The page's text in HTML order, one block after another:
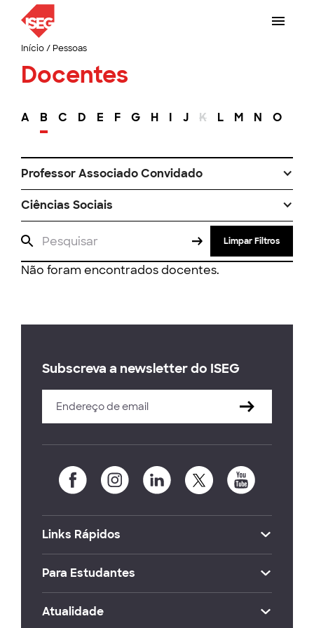
Início/ Pessoas
Docentes
A B C D E F G H I J K L M N O
Professor Associado Convidado
Ciências Sociais
Limpar Filtros
Não foram encontrados docentes.
Subscreva a newsletter do ISEG
Links Rápidos
Para Estudantes
Atualidade